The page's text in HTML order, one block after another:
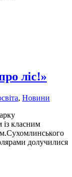
ліс!»
, Новини
класним
долучилися